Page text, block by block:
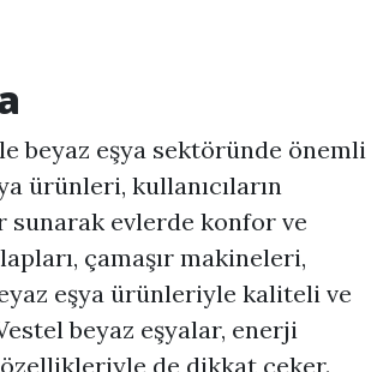
beyaz eşya sektöründe önemli
ürünleri, kullanıcıların
sunarak evlerde konfor ve
çamaşır makineleri,
eşya ürünleriyle kaliteli ve
beyaz eşyalar, enerji
de dikkat çeker.